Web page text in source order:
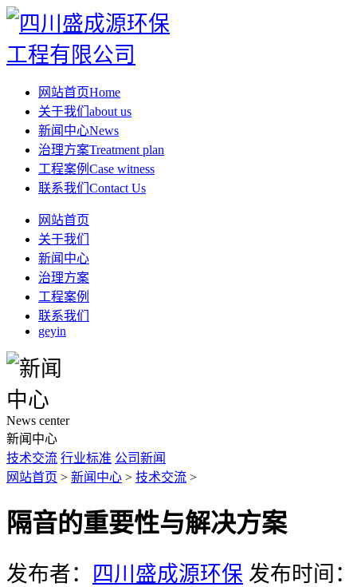
网站首页Home
关于我们 about us
新闻中心News
治理方案Treatment plan
工程案例 Case witness
联系我们 Contact Us
网站首页
关于我们
新闻中心
治理方案
工程案例
联系我们
geyin
News center
新闻中心
技术交流 行业标准 公司新闻
网站首页 > 新闻中心 > 技术交流 >
隔音的重要性与解决方案
发布者： 四川盛成源环保 发布时间